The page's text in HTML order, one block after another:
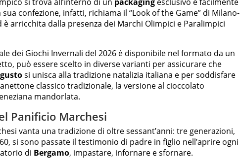
confezione, infatti, richiama il “Look of the Game” di Milano-
è arricchita dalla presenza dei Marchi Olimpici e Paralimpici
dei Giochi Invernali del 2026 è disponibile nel formato da un
può essere scelto in diverse varianti per assicurare che
gustosi unisca alla tradizione natalizia italiana e per soddisfare
classico tradizionale, la versione al cioccolato
mandorlata.
Panificio Marchesi
vanta una tradizione di oltre sessant’anni: tre generazioni,
si sono passate il testimonio di padre in figlio nell’aprire ogni
di Bergamo, impastare, infornare e sfornare.